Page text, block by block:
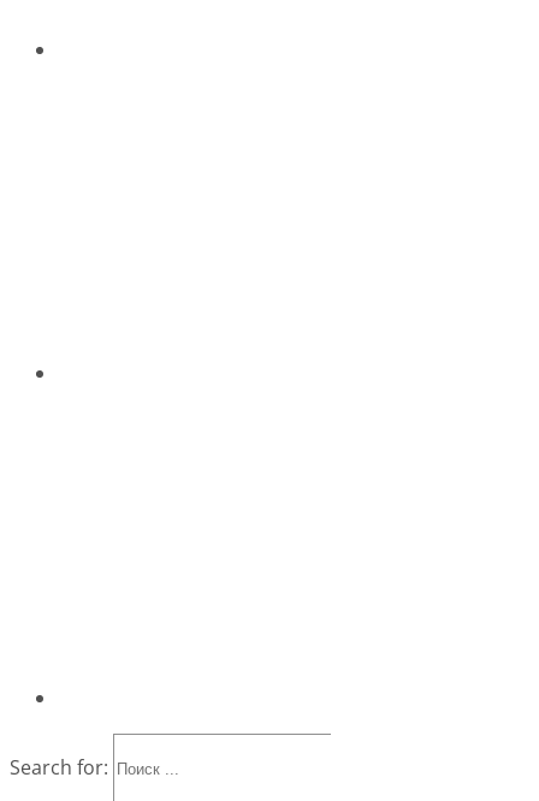
Search for: